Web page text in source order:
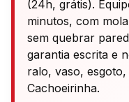
(24h, grátis).
minutos, com
sem quebrar
garantia escrita e
ralo, vaso,
Cachoeirinha.